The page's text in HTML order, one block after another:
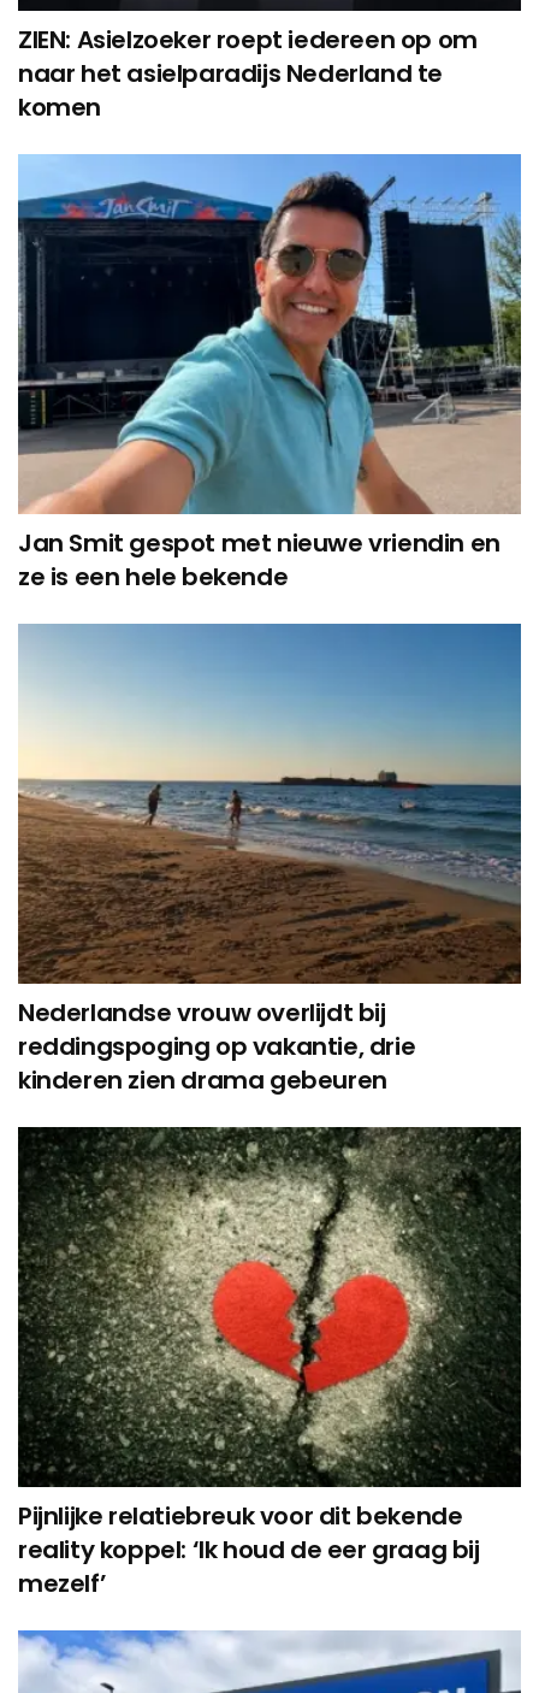
ZIEN: Asielzoeker roept iedereen op om
naar het asielparadijs Nederland te
komen
Jan Smit gespot met nieuwe vriendin en
ze is een hele bekende
Nederlandse vrouw overlijdt bij
reddingspoging op vakantie, drie
kinderen zien drama gebeuren
Pijnlijke relatiebreuk voor dit bekende
reality koppel: ‘Ik houd de eer graag bij
mezelf’